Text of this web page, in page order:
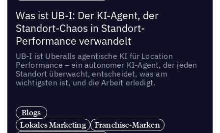
Was ist UB-I: Der KI-Agent, der
Standort-Chaos in Standort-
Performance verwandelt
UB-I ist Uberalls agentische KI für Location
Performance – ein autonomer KI-Agent, der jeden
Standort überwacht, entscheidet, was am
wichtigsten ist, und die Arbeit erledigt.
Blogs
Lokales Marketing
Franchise-Marken